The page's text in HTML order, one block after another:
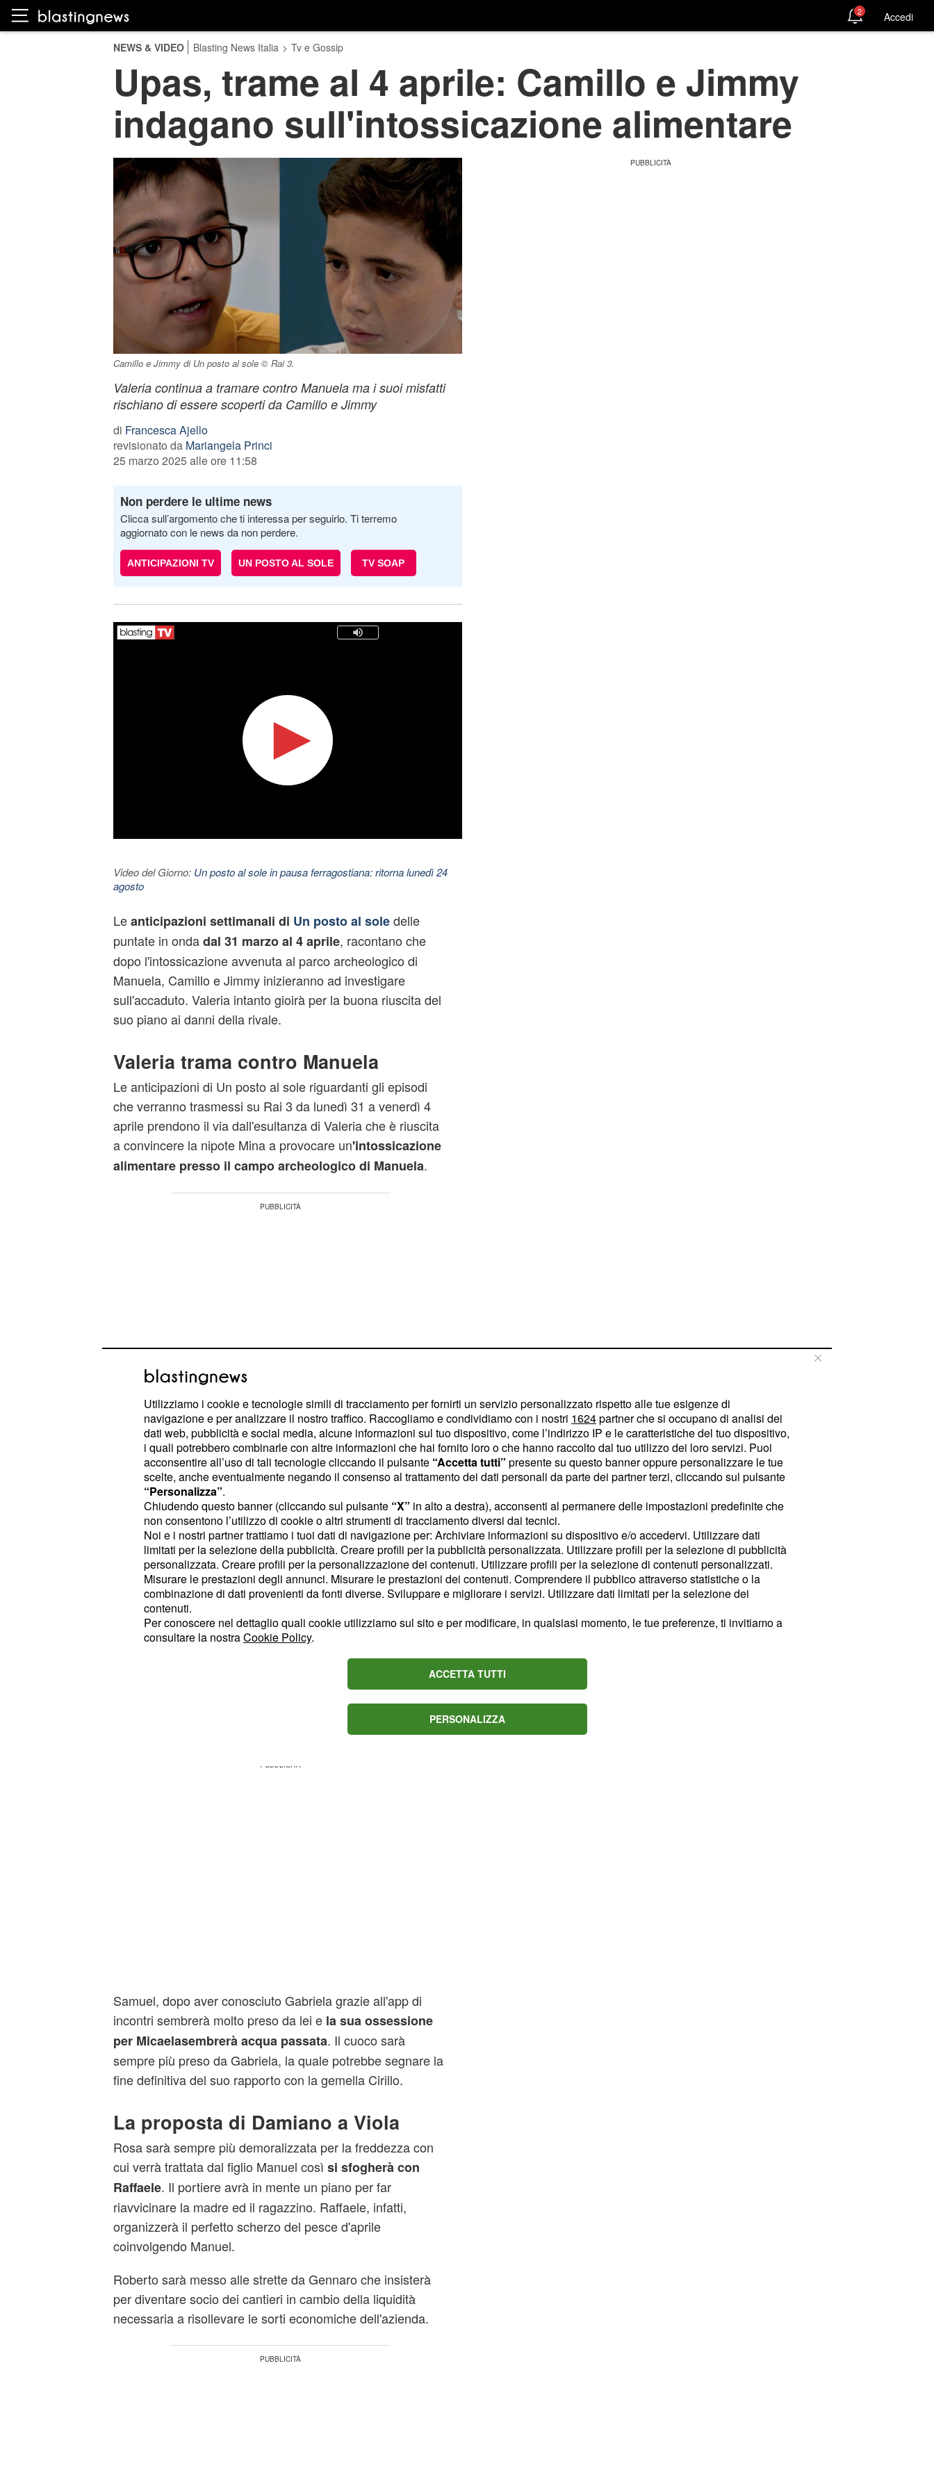
2 Accedi
NEWS & VIDEO Blasting News Italia > Tv e Gossip
Upas, trame al 4 aprile: Camillo e Jimmy
indagano sull'intossicazione alimentare
Camillo e Jimmy di Un posto al sole © Rai 3.
Valeria continua a tramare contro Manuela ma i suoi misfatti
rischiano di essere scoperti da Camillo e Jimmy
di Francesca Ajello
revisionato da Mariangela Princi
25 marzo 2025 alle ore 11:58
Non perdere le ultime news
Clicca sull’argomento che ti interessa per seguirlo. Ti terremo
aggiornato con le news da non perdere.
ANTICIPAZIONI TV UN POSTO AL SOLE TV SOAP
Video del Giorno: Un posto al sole in pausa ferragostiana: ritorna lunedì 24
agosto
Leanticipazioni settimanali di Un posto al soledelle
puntate in ondadal 31 marzo al 4 aprile, racontano che
dopo l'intossicazione avvenuta al parco archeologico di
Manuela, Camillo e Jimmy inizieranno ad investigare
sull'accaduto. Valeria intanto gioirà per la buona riuscita del
suo piano ai danni della rivale.
Valeria trama contro Manuela
Le anticipazioni di Un posto al sole riguardanti gli episodi
che verranno trasmessi su Rai 3 da lunedì 31 a venerdì 4
aprile prendono il via dall'esultanza di Valeria che è riuscita
a convincere la nipote Mina a provocare un'intossicazione
alimentare presso il campo archeologico di Manuela.
Valeria dal canto suo, ignara delle ricerche dei due ragazzi,
continuerà ad elaborare un subdolo piano per liberarsi
definitivamente della sua rivale in amore.
indagini di Jimmy e Camilloporteranno però a
conclusioni errate e la scelta di agire dei due ragazzi porterà
a delle conseguenze inaspettate. Infatti, quando
organizzeranno una spedizione contro Valeria a farne le
spese sarà Manuela che avrà nuove tensioni con Niko. Ma
ad intervenire sarà inaspettatamente Micaela con una
proposta che potrebbe cambiare il corso delle vite di tutti.
Alla radio, Roberto proporrà il sostituto di Michele, da lui
scelto, a Micaela la quale però non sentirà ragioni e
deciderà di fare di testa sua per dare una sferzata di novità
Samuel, dopo aver conosciuto Gabriela grazie all'app di
incontri sembrerà molto preso da lei e la sua ossessione
per Micaelasembrerà acqua passata. Il cuoco sarà
sempre più preso da Gabriela, la quale potrebbe segnare la
fine definitiva del suo rapporto con la gemella Cirillo.
La proposta di Damiano a Viola
Rosa sarà sempre più demoralizzata per la freddezza con
cui verrà trattata dal figlio Manuel così si sfogherà con
Raffaele. Il portiere avrà in mente un piano per far
riavvicinare la madre ed il ragazzino. Raffaele, infatti,
organizzerà il perfetto scherzo del pesce d'aprile
coinvolgendo Manuel.
Roberto sarà messo alle strette da Gennaro che insisterà
per diventare socio dei cantieri in cambio della liquidità
necessaria a risollevare le sorti economiche dell'azienda.
Utilizziamo i cookie e tecnologie simili di tracciamento per fornirti un servizio personalizzato rispetto alle tue esigenze di
navigazione e per analizzare il nostro traffico. Raccogliamo e condividiamo con i nostri 1624partner che si occupano di analisi dei
dati web, pubblicità e social media, alcune informazioni sul tuo dispositivo, come l’indirizzo IP e le caratteristiche del tuo dispositivo,
i quali potrebbero combinarle con altre informazioni che hai fornito loro o che hanno raccolto dal tuo utilizzo dei loro servizi. Puoi
acconsentire all’uso di tali tecnologie cliccando il pulsante “Accetta tutti” presente su questo banner oppure personalizzare le tue
scelte, anche eventualmente negando il consenso al trattamento dei dati personali da parte dei partner terzi, cliccando sul pulsante
“Personalizza”.
Chiudendo questo banner (cliccando sul pulsante “X” in alto a destra), acconsenti al permanere delle impostazioni predefinite che
non consentono l’utilizzo di cookie o altri strumenti di tracciamento diversi dai tecnici.
Noi e i nostri partner trattiamo i tuoi dati di navigazione per: Archiviare informazioni su dispositivo e/o accedervi. Utilizzare dati
limitati per la selezione della pubblicità. Creare profili per la pubblicità personalizzata. Utilizzare profili per la selezione di pubblicità
personalizzata. Creare profili per la personalizzazione dei contenuti. Utilizzare profili per la selezione di contenuti personalizzati.
Misurare le prestazioni degli annunci. Misurare le prestazioni dei contenuti. Comprendere il pubblico attraverso statistiche o la
combinazione di dati provenienti da fonti diverse. Sviluppare e migliorare i servizi. Utilizzare dati limitati per la selezione dei
contenuti.
Per conoscere nel dettaglio quali cookie utilizziamo sul sito e per modificare, in qualsiasi momento, le tue preferenze, ti invitiamo a
consultare la nostraCookie Policy.
ACCETTA TUTTI
PERSONALIZZA